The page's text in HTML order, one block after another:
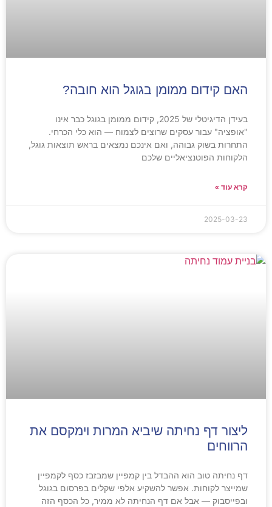
האם קידום ממומן בגוגל הוא חובה?
בעידן הדיגיטלי של 2025, קידום ממומן בגוגל כבר אינו
"אופציה" עבור עסקים שרוצים לצמוח — הוא כלי הכרחי.
התחרות בשוק גבוהה, ואם אינכם נמצאים בראש תוצאות גוגל,
הלקוחות הפוטנציאליים שלכם
קרא עוד »
2025-03-23
ליצור דף נחיתה שיביא המרות וימקסם את
הרווחים
דף נחיתה טוב הוא ההבדל בין קמפיין שמבזבז כסף לקמפיין
שמייצר לקוחות. אפשר להשקיע אלפי שקלים בפרסום בגוגל
ובפייסבוק — אבל אם דף הנחיתה לא ממיר, כל הכסף הזה